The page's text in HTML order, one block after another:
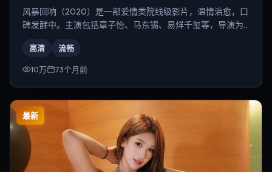
风暴回响（2020）是一部爱情类院线级影片，温情治愈，口
碑发酵中。主演包括章子怡、马东锡、易烊千玺等，导演为
高清 流畅
10万 73个月前
最新